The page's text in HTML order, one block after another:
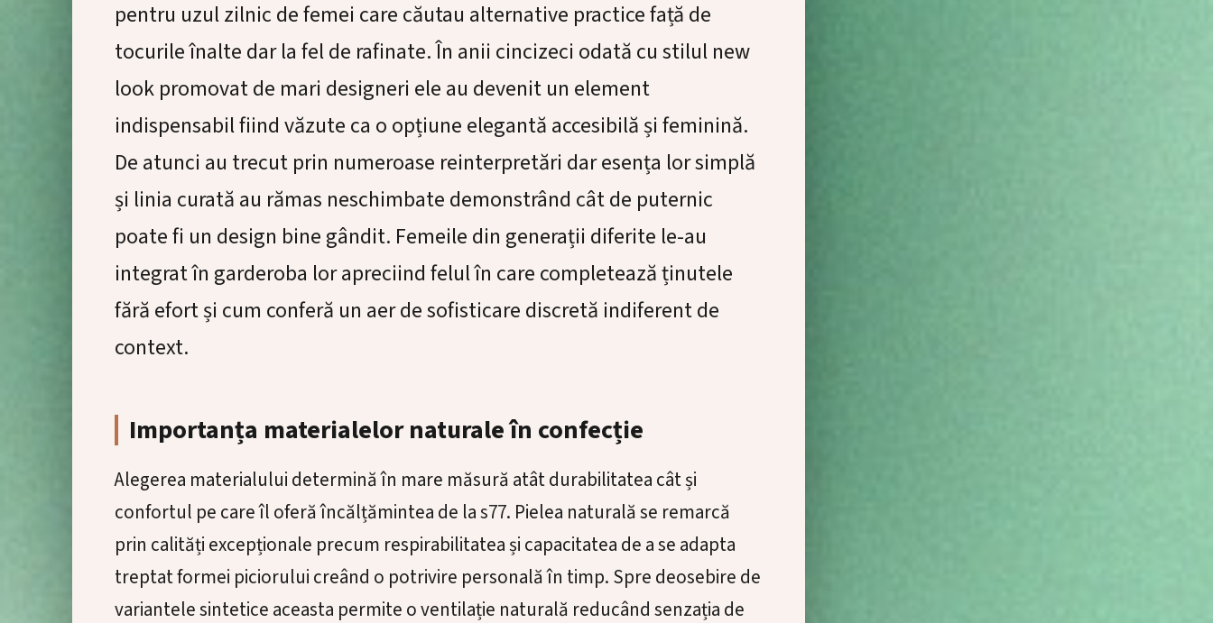
pentru uzul zilnic de femei care căutau alternative practice față de
tocurile înalte dar la fel de rafinate. În anii cincizeci odată cu stilul new
look promovat de mari designeri ele au devenit un element
indispensabil fiind văzute ca o opțiune elegantă accesibilă și feminină.
De atunci au trecut prin numeroase reinterpretări dar esența lor simplă
și linia curată au rămas neschimbate demonstrând cât de puternic
poate fi un design bine gândit. Femeile din generații diferite le-au
integrat în garderoba lor apreciind felul în care completează ținutele
fără efort și cum conferă un aer de sofisticare discretă indiferent de
context.
Importanța materialelor naturale în confecție
Alegerea materialului determină în mare măsură atât durabilitatea cât și
confortul pe care îl oferă încălțămintea de las77. Pielea naturală se remarcă
prin calități excepționale precum respirabilitatea și capacitatea de a se adapta
treptat formei piciorului creând o potrivire personală în timp. Spre deosebire de
variantele sintetice aceasta permite o ventilație naturală reducând senzația de